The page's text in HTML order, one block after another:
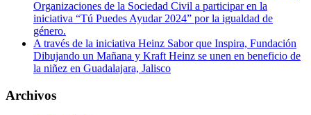
Organizaciones de la Sociedad Civil a participar en la
iniciativa “Tú Puedes Ayudar 2024” por la igualdad de
género.
A través de la iniciativa Heinz Sabor que Inspira, Fundación
Dibujando un Mañana y Kraft Heinz se unen en beneficio de
la niñez en Guadalajara, Jalisco
Archivos